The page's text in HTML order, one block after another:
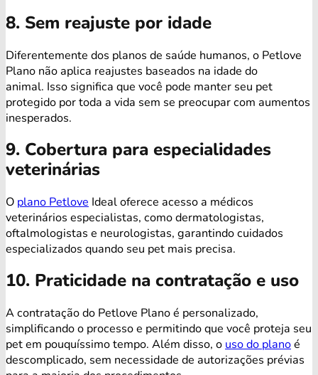
8. Sem reajuste por idade
Diferentemente dos planos de saúde humanos, o Petlove
Plano não aplica reajustes baseados na idade do
animal. Isso significa que você pode manter seu pet
protegido por toda a vida sem se preocupar com aumentos
inesperados.
9. Cobertura para especialidades
veterinárias
O plano Petlove Ideal oferece acesso a médicos
veterinários especialistas, como dermatologistas,
oftalmologistas e neurologistas, garantindo cuidados
especializados quando seu pet mais precisa.
10. Praticidade na contratação e uso
A contratação do Petlove Plano é personalizado,
simplificando o processo e permitindo que você proteja seu
pet em pouquíssimo tempo. Além disso, o uso do planoé
descomplicado, sem necessidade de autorizações prévias